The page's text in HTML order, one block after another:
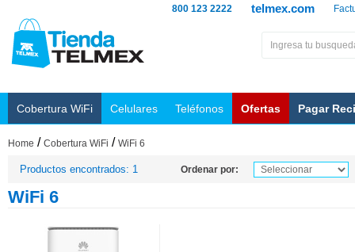
telmex.com
800 123 2222
Cobertura WiFi Celulares Teléfonos Ofertas Pagar
Home / Cobertura WiFi / WiFi 6
Productos encontrados: 1 Ordenar por:
WiFi 6